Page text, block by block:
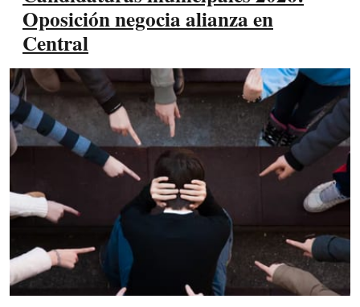
Oposición negocia alianza en
Central